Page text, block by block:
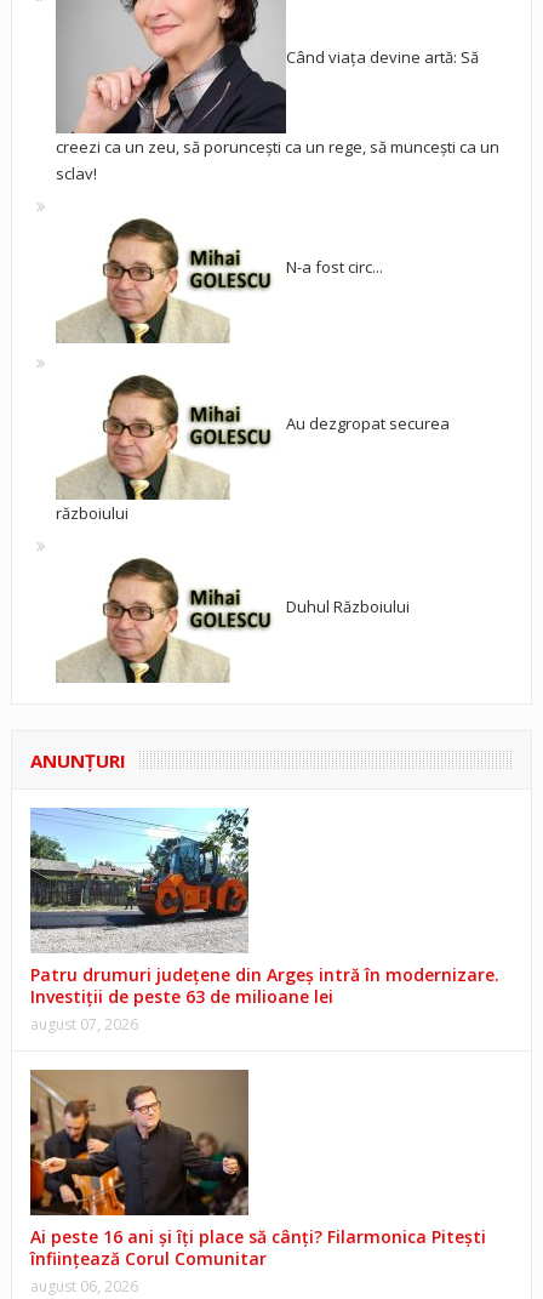
Când viața devine artă: Să
creezi ca un zeu, să poruncești ca un rege, să muncești ca un
sclav!
N-a fost circ...
Au dezgropat securea
războiului
Duhul Războiului
ANUNŢURI
Patru drumuri județene din Argeș intră în modernizare.
Investiții de peste 63 de milioane lei
august 07, 2026
Ai peste 16 ani și îți place să cânți? Filarmonica Pitești
înființează Corul Comunitar
august 06, 2026